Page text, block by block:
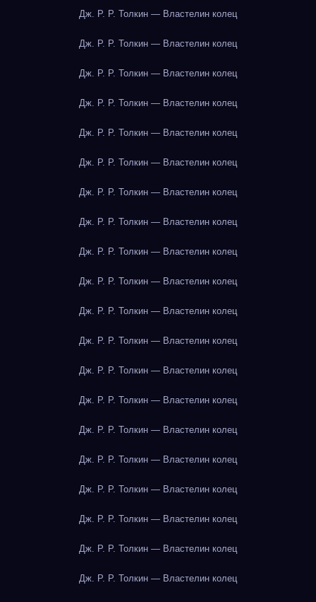
Дж. Р. Р. Толкин — Властелин колец
Дж. Р. Р. Толкин — Властелин колец
Дж. Р. Р. Толкин — Властелин колец
Дж. Р. Р. Толкин — Властелин колец
Дж. Р. Р. Толкин — Властелин колец
Дж. Р. Р. Толкин — Властелин колец
Дж. Р. Р. Толкин — Властелин колец
Дж. Р. Р. Толкин — Властелин колец
Дж. Р. Р. Толкин — Властелин колец
Дж. Р. Р. Толкин — Властелин колец
Дж. Р. Р. Толкин — Властелин колец
Дж. Р. Р. Толкин — Властелин колец
Дж. Р. Р. Толкин — Властелин колец
Дж. Р. Р. Толкин — Властелин колец
Дж. Р. Р. Толкин — Властелин колец
Дж. Р. Р. Толкин — Властелин колец
Дж. Р. Р. Толкин — Властелин колец
Дж. Р. Р. Толкин — Властелин колец
Дж. Р. Р. Толкин — Властелин колец
Дж. Р. Р. Толкин — Властелин колец